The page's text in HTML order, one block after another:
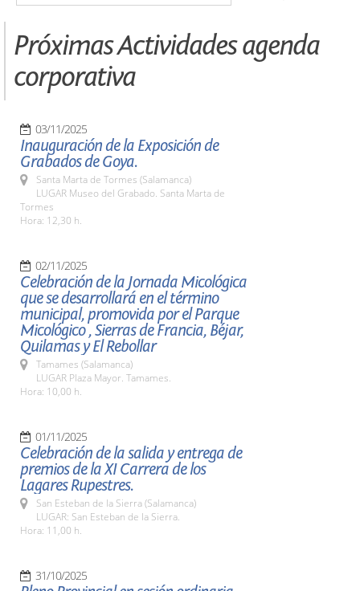
Próximas Actividades agenda
corporativa
03/11/2025
Inauguración de la Exposición de
Grabados de Goya.
Santa Marta de Tormes (Salamanca)
LUGAR Museo del Grabado. Santa Marta de
Tormes
Hora: 12,30 h.
02/11/2025
Celebración de la Jornada Micológica
que se desarrollará en el término
municipal, promovida por el Parque
Micológico , Sierras de Francia, Béjar,
Quilamas y El Rebollar
Tamames (Salamanca)
LUGAR Plaza Mayor. Tamames.
Hora: 10,00 h.
01/11/2025
Celebración de la salida y entrega de
premios de la XI Carrera de los
Lagares Rupestres.
San Esteban de la Sierra (Salamanca)
LUGAR: San Esteban de la Sierra.
Hora: 11,00 h.
31/10/2025